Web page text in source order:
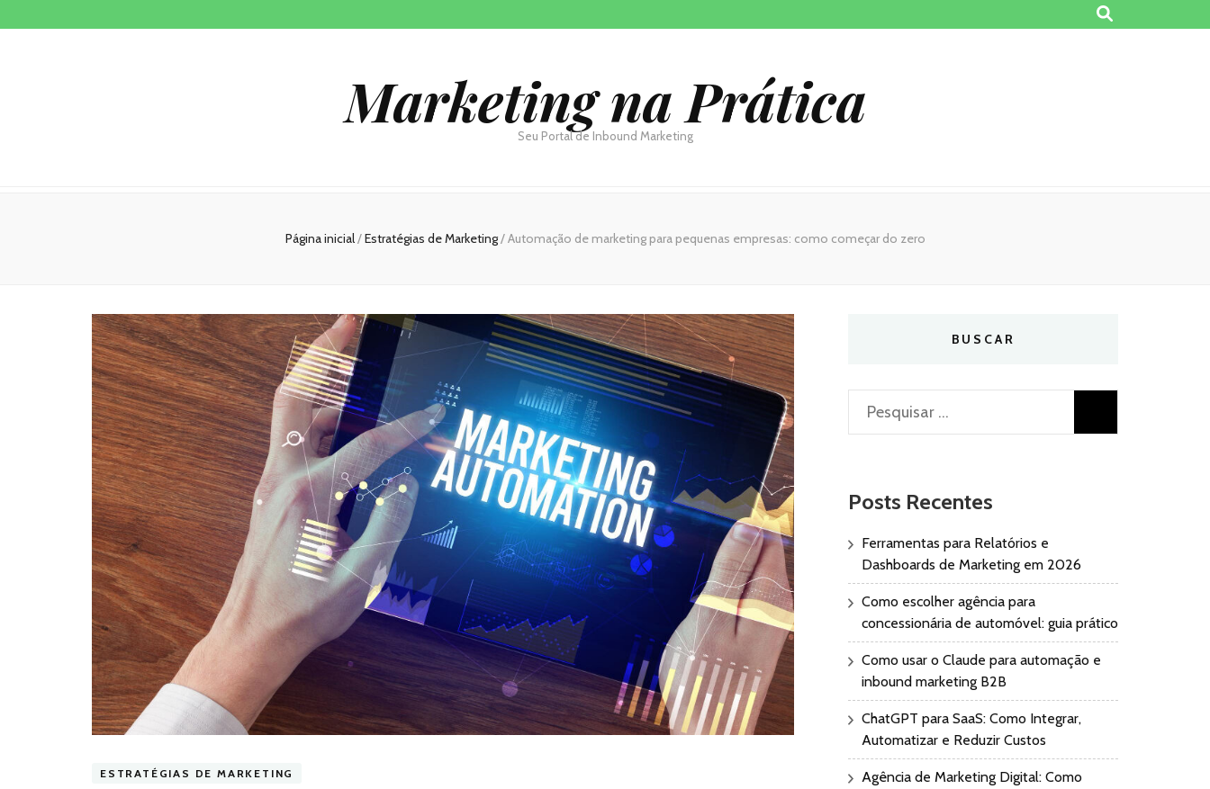
Marketing na Prática
Seu Portal de Inbound Marketing
Página inicial/Estratégias de Marketing/Automação de marketing para pequenas empresas: como começar do zero
ESTRATÉGIAS DE MARKETING
BUSCAR
Pesquisar
por:
Posts Recentes
Ferramentas para Relatórios e
Dashboards de Marketing em 2026
Como escolher agência para
concessionária de automóvel: guia prático
Como usar o Claude para automação e
inbound marketing B2B
ChatGPT para SaaS: Como Integrar,
Automatizar e Reduzir Custos
Agência de Marketing Digital: Como